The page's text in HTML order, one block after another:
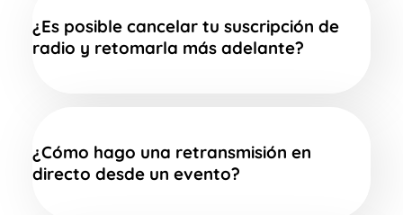
¿Es posible cancelar tu suscripción de
radio y retomarla más adelante?
¿Cómo hago una retransmisión en
directo desde un evento?